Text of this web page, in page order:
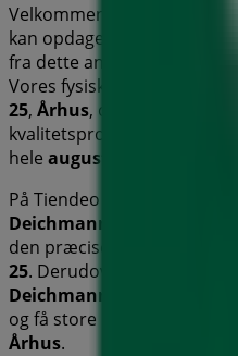
Velkommen til
kan opdage de bedste
fra dette anerkendte
Vores fysiske butik er
25, Århus, og her vil du
kvalitetsprodukter, der
hele august 2026
På Tiendeo tilbyder vi alle
Deichmann
, såsom
den præcise placering af
25. Derudover får du
Deichmann
, hvor du kan
og få store rabatter på
Århus.